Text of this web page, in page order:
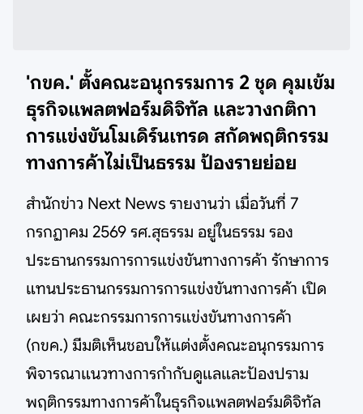
'กขค.' ตั้งคณะอนุกรรมการ 2 ชุด คุมเข้ม
ธุรกิจแพลตฟอร์มดิจิทัล และวางกติกา
การแข่งขันโมเดิร์นเทรด สกัดพฤติกรรม
ทางการค้าไม่เป็นธรรม ป้องรายย่อย
สำนักข่าว Next News รายงานว่า เมื่อวันที่ 7
กรกฏาคม 2569 รศ.สุธรรม อยู่ในธรรม รอง
ประธานกรรมการการแข่งขันทางการค้า รักษาการ
แทนประธานกรรมการการแข่งขันทางการค้า เปิด
เผยว่า คณะกรรมการการแข่งขันทางการค้า
(กขค.) มีมติเห็นชอบให้แต่งตั้งคณะอนุกรรมการ
พิจารณาแนวทางการกำกับดูแลและป้องปราม
พฤติกรรมทางการค้าในธุรกิจแพลตฟอร์มดิจิทัล